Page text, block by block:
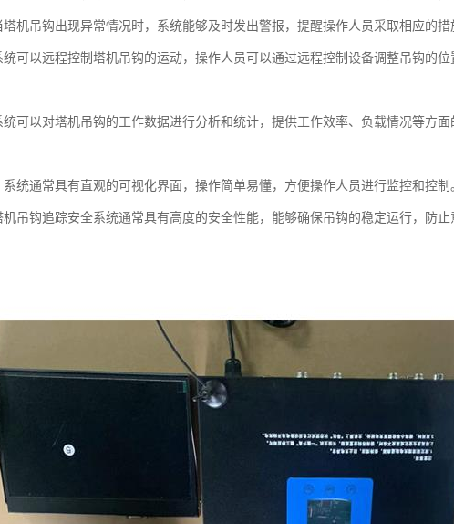
机吊钩出现异常情况时，系统能够及时发出警报，提醒操作人员采取相应的措
可以远程控制塔机吊钩的运动，操作人员可以通过远程控制设备调整吊钩的
统可以对塔机吊钩的工作数据进行分析和统计，提供工作效率、负载情况等方
统通常具有直观的可视化界面，操作简单易懂，方便操作人员进行监控和控制
吊钩追踪安全系统通常具有高度的安全性能，能够确保吊钩的稳定运行，防止